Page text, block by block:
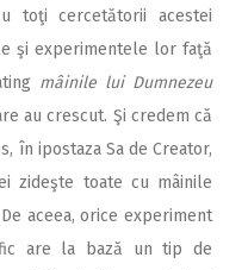
toţi cercetătorii acestei
şi experimentele lor faţă
mâinile lui Dumnezeu
au crescut. Şi credem că
în ipostaza Sa de Creator,
zideşte toate cu mâinile
aceea, orice experiment
are la bază un tip de